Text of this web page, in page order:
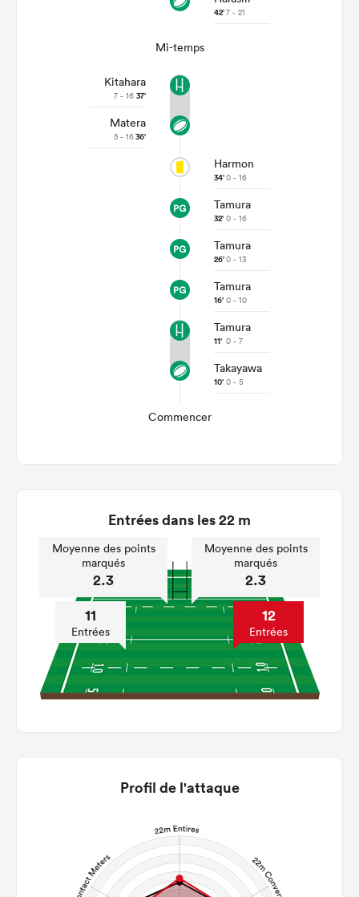
42'7 - 21
Mi-temps
Kitahara
7 - 16 37'
Matera
5 - 1636'
Harmon
34'0 - 16
Tamura
32' 0 - 16
Tamura
26'0 - 13
Tamura
16' 0 - 10
Tamura
11' 0 - 7
Takayawa
10' 0 - 5
Commencer
Entrées dans les 22 m
Moyenne des points
marqués
2.3
11
Entrées
Moyenne des points
marqués
2.3
12
Entrées
Profil de l'attaque